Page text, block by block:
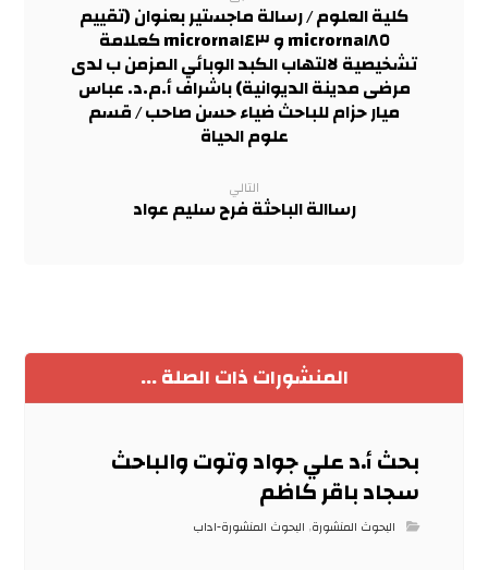
كلية العلوم / رسالة ماجستير بعنوان (تقييم
microrna١٨٥ و microrna١٤٣ كعلامة
تشخيصية لالتهاب الكبد الوبائي المزمن ب لدى
مرضى مدينة الديوانية) باشراف أ.م.د. عباس
ميار حزام للباحث ضياء حسن صاحب / قسم
علوم الحياة
التالي
رساالة الباحثة فرح سليم عواد
المنشورات ذات الصلة ...
بحث أ.د علي جواد وتوت والباحث
سجاد باقر كاظم
البحوث المنشورة, البحوث المنشورة-اداب